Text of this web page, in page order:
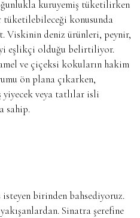
kuruyemiş tüketilirken
tüketilebileceği konusunda
Viskinin deniz ürünleri, peynir,
eşlikçi olduğu belirtiliyor.
ve çiçeksi kokuların hakim
ön plana çıkarken,
yiyecek veya tatlılar isli
sahip.
isteyen birinden bahsediyoruz.
Sinatra şerefine